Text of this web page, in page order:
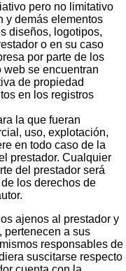
pero no limitativo
y demás elementos
diseños, logotipos,
o en su caso
por parte de los
web se encuentran
de propiedad
en los registros
la que fueran
uso, explotación,
en todo caso de la
prestador. Cualquier
del prestador será
los derechos de
ajenos al prestador y
pertenecen a sus
responsables de
suscitarse respecto